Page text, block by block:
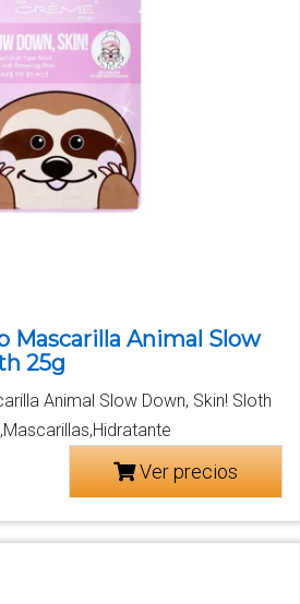
Mascarilla Animal Slow
25g
Animal Slow Down, Skin! Sloth
Ver precios